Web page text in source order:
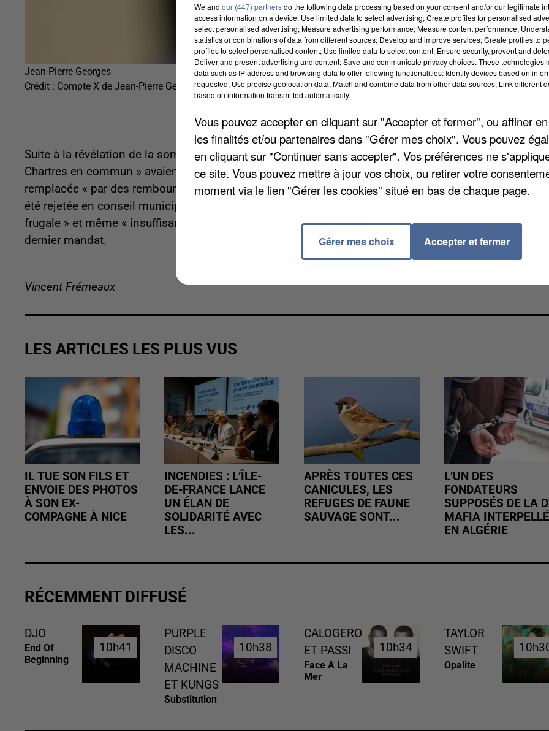
Jean-Pierre Georges
Crédit : Compte X de Jean-Pierre Georges
Suite à la révélation de la somme par nos confrères de France 3, les élus de la liste d’opposition «
Chartres en commun » avaient appelé ce que l’indemnité forfaitaire de Jean-Pierre Georges soit
remplacée « par des remboursements de notes de frais, plafonnés à 6 000€ par an ». Leur demande
été rejetée en conseil municipal ce jeudi 27 novembre 2025. Jean-Pierre Georges juge la somme «
frugale » et même « insuffisante ». Il souligne la baisse des frais de protocole de 40% durant son
dernier mandat.
Vincent Frémeaux
LES ARTICLES LES PLUS VUS
IL TUE SON FILS ET
ENVOIE DES PHOTOS
À SON EX-
COMPAGNE À NICE
INCENDIES : L’ÎLE-
DE-FRANCE LANCE
UN ÉLAN DE
SOLIDARITÉ AVEC
LES...
APRÈS TOUTES CES
CANICULES, LES
REFUGES DE FAUNE
SAUVAGE SONT...
L’UN DES
FONDATEURS
SUPPOSÉS DE LA
MAFIA INTERPELLÉ
EN ALGÉRIE
RÉCEMMENT DIFFUSÉ
DJO
End Of
Beginning
10h41
10h41
PURPLE
DISCO
MACHINE
ET KUNGS
Substitution
10h38
10h38
CALOGERO
ET PASSI
Face A La
Mer
10h34
10h34
TAYLOR
SWIFT
Opalite
We and our (447) partnersdo the following data processing based on your consent and/or our legitimate
access information on a device; Use limited data to select advertising; Create profiles for personalised
select personalised advertising; Measure advertising performance; Measure content performance;
statistics or combinations of data from different sources; Develop and improve services; Create profiles to
profiles to select personalised content; Use limited data to select content; Ensure security, prevent and
Deliver and present advertising and content; Save and communicate privacy choices. These technologies
data such as IP address and browsing data to offer following functionalities: Identify devices based on
requested; Use precise geolocation data; Match and combine data from other data sources; Link different
based on information transmitted automatically.
Vous pouvez accepter en cliquant sur "Accepter et fermer", ou affiner
les finalités et/ou partenaires dans "Gérer mes choix". Vous pouvez
en cliquant sur "Continuer sans accepter". Vos préférences ne
ce site. Vous pouvez mettre à jour vos choix, ou retirer votre
moment via le lien "Gérer les cookies" situé en bas de chaque page.
Gérer mes choix Accepter et fermer